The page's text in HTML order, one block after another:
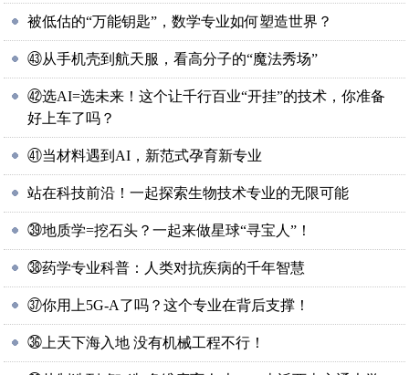
被低估的“万能钥匙”，数学专业如何塑造世界？
㊸从手机壳到航天服，看高分子的“魔法秀场”
㊷选AI=选未来！这个让千行百业“开挂”的技术，你准备
好上车了吗？
㊶当材料遇到AI，新范式孕育新专业
站在科技前沿！一起探索生物技术专业的无限可能
㊴地质学=挖石头？一起来做星球“寻宝人”！
㊳药学专业科普：人类对抗疾病的千年智慧
㊲你用上5G-A了吗？这个专业在背后支撑！
㊱上天下海入地 没有机械工程不行！